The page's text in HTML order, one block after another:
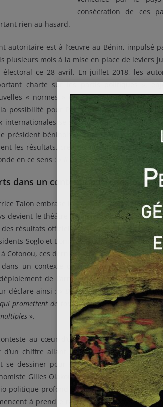
consécration de ces
rien au hasard.
autoritaire est à l’œuvre au Bénin, impulsé
plusieurs mois à la mise en place de leviers
électoral ce 28 avril. En juillet 2018, les
charte sur les partis politiques »,
« normes » en vue d’obtention d’un
possibilité pour Patrice Talon d’évincer la
internationales se sont rapidement élevées.
président béninois à revenir sur cette
les résultats, créant l’indignation de la
en ce sens : «
Il n’y a pas de compromis
dans un contexte post-électoral
Talon embrase le pays dès la sortie des
devient le théâtre de violents heurts, en
résultats officiels, l’ensemble de la société
Soglo et Boni Yayi pour faire entendre
Cotonou, ces derniers ainsi que les
un contexte de violence extrême. Les
de l’armée dans la rue, faisant
déclare ainsi : «
Depuis quelques semaines,
promettent de tout brûler seront brûlés les
».
au cœur d’une crise significative.
d’un chiffre allant de deux à sept morts en
se dessiner pour ce pays pourtant réputé
Gilles Olakounlé Yabi, la situation
politique profond ainsi qu’à une irrévocable
à prendre racine dans le pays, avec